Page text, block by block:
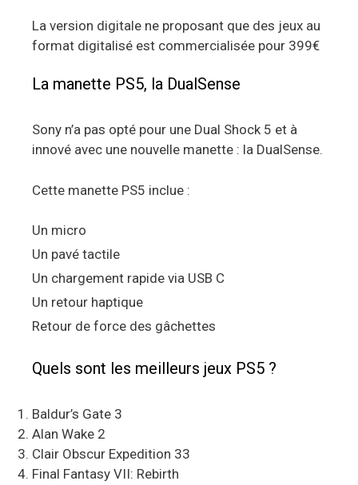
La version digitale ne proposant que des jeux au
format digitalisé est commercialisée pour 399€
La manette PS5, la DualSense
Sony n’a pas opté pour une Dual Shock 5 et à
innové avec une nouvelle manette : la DualSense.
Cette manette PS5 inclue :
Un micro
Un pavé tactile
Un chargement rapide via USB C
Un retour haptique
Retour de force des gâchettes
Quels sont les meilleurs jeux PS5 ?
Baldur’s Gate 3
Alan Wake 2
Clair Obscur Expedition 33
Final Fantasy VII: Rebirth